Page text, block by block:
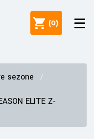
(0)
sezone
ELITE Z-